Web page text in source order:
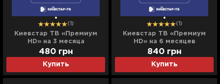
(1)
Киевстар ТВ «Премиум
HD» на 3 месяца
(электронный код
активации)
Купить
480 грн
(1)
Киевстар ТВ «Премиум
HD» на 6 месяцев
(электронный код
активации)
Купить
840 грн